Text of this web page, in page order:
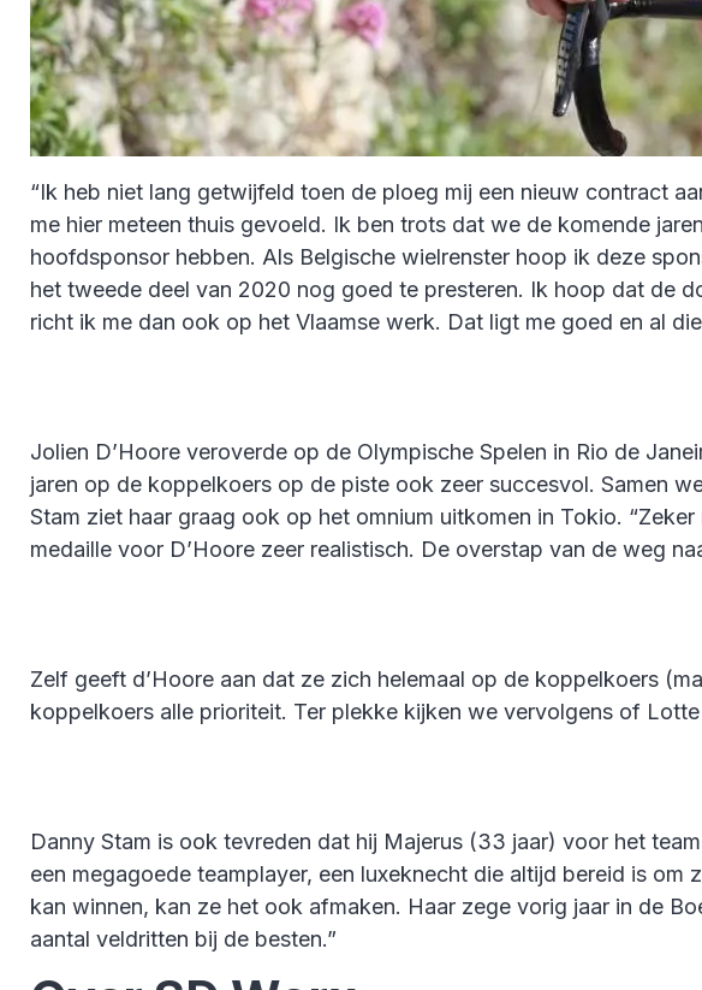
“Ik heb niet lang getwijfeld toen de ploeg mij een nieuw contract
me hier meteen thuis gevoeld. Ik ben trots dat we de komende
hoofdsponsor hebben. Als Belgische wielrenster hoop ik deze
het tweede deel van 2020 nog goed te presteren. Ik hoop dat de
richt ik me dan ook op het Vlaamse werk. Dat ligt me goed en al
Jolien D’Hoore veroverde op de Olympische Spelen in Rio de
jaren op de koppelkoers op de piste ook zeer succesvol. Samen
Stam ziet haar graag ook op het omnium uitkomen in Tokio.
medaille voor D’Hoore zeer realistisch. De overstap van de weg
Zelf geeft d’Hoore aan dat ze zich helemaal op de koppelkoers
koppelkoers alle prioriteit. Ter plekke kijken we vervolgens of
Danny Stam is ook tevreden dat hij Majerus (33 jaar) voor het
een megagoede teamplayer, een luxeknecht die altijd bereid is
kan winnen, kan ze het ook afmaken. Haar zege vorig jaar in de
aantal veldritten bij de besten.”